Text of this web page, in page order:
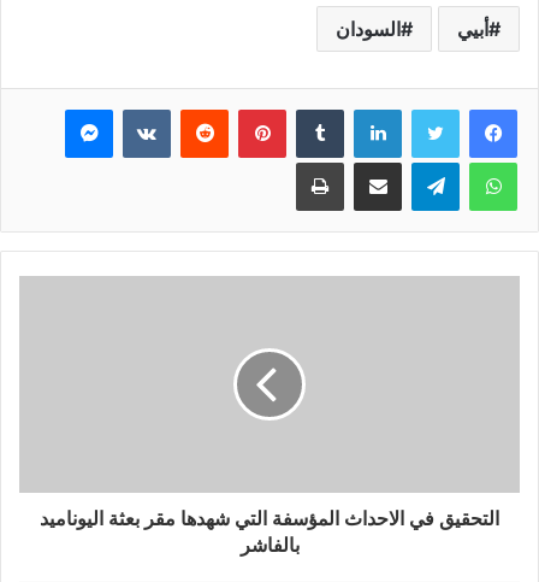
أبيي السودان
فيسبوك تويتر لينكدإن بينتيريست ماسنجر
واتساب تيلقرام مشاركة عبر البريد طباعة
التحقيق في الاحداث المؤسفة التي شهدها مقر بعثة اليوناميد
بالفاشر